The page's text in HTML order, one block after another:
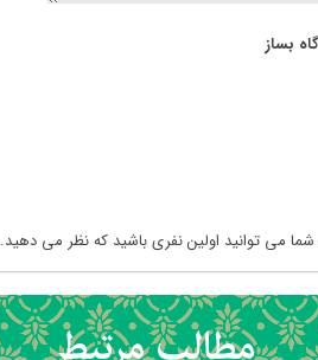
بساز
می توانید اولین نفری باشید که نظر می دهید.